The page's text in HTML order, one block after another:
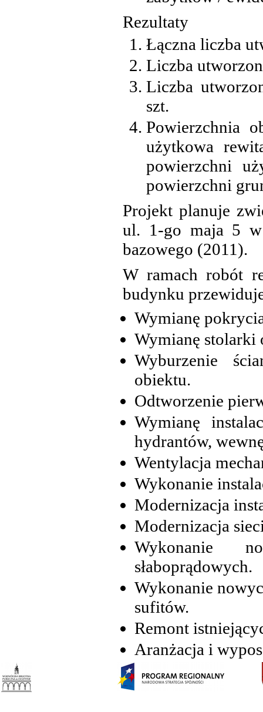
Rezultaty
Łączna liczba
Liczba
Liczba
szt.
Powierzchnia
użytkowa
powierzchni
powierzchni
Projekt planuje
ul. 1-go maja 5
bazowego (2011).
W ramach robót
budynku
Wymianę
Wymianę stolarki
Wyburzenie
obiektu.
Odtworzenie
Wymianę
hydrantów,
Wentylacja
Wykonanie
Modernizacja
Modernizacja
Wykonanie
słaboprądowych.
Wykonanie
sufitów.
Remont
Aranżacja i